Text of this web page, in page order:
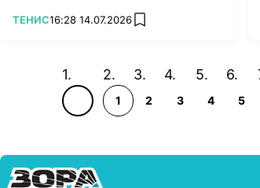
ПОВЕЧЕ ОТ
ТЕНИС16:28 14.07.2026 add favorites
1 2 3 4 5